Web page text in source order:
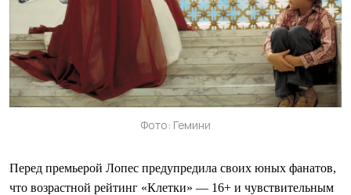
Фото: Гемини
Перед премьерой Лопес предупредила своих юных фанатов,
что возрастной рейтинг «Клетки» — 16+ и чувствительным